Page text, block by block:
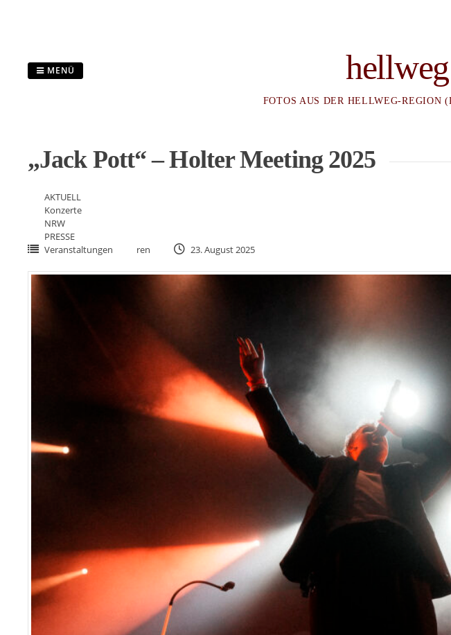
FOTOS AUS DER HELLWEG-REGION
MENÜ
„Jack Pott“ – Holter Meeting 2025
AKTUELL
Konzerte
NRW
PRESSE
Veranstaltungen
ren 23. August 2025